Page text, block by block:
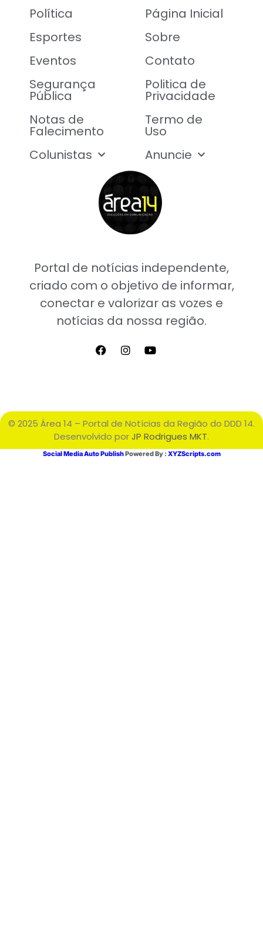
Portal de notícias independente,
criado com o objetivo de informar,
conectar e valorizar as vozes e
notícias da nossa região.
Política
Esportes
Eventos
Segurança
Pública
Notas de
Falecimento
Colunistas
Página Inicial
Sobre
Contato
Politica de
Privacidade
Termo de
Uso
Anuncie
© 2025 Área 14 – Portal de Notícias da Região do DDD 14.
Desenvolvido porJP Rodrigues MKT.
Social Media Auto PublishPowered By : XYZScripts.com